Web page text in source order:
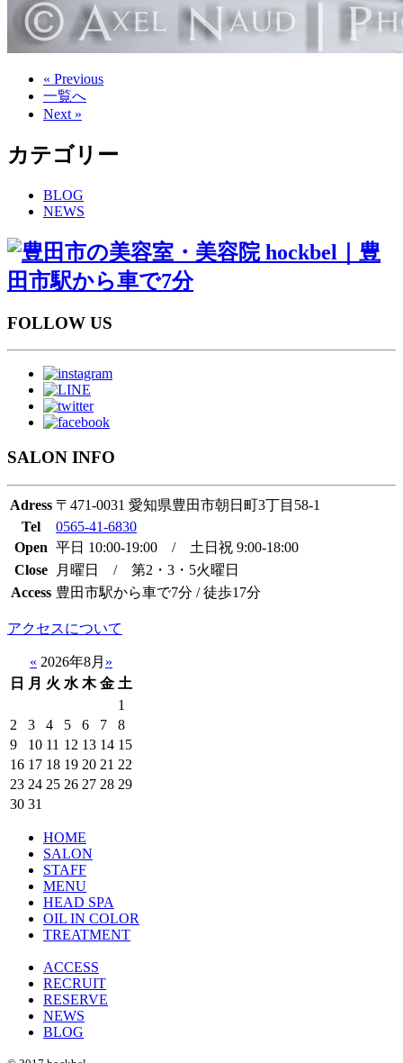
« Previous
一覧へ
Next »
カテゴリー
BLOG
NEWS
FOLLOW US
SALON INFO
Adress 〒471-0031 愛知県豊田市朝日町3丁目58-1
Tel
0565-41-6830
Open 平日 10:00-19:00 / 土日祝 9:00-18:00
Close
月曜日 / 第2・3・5火曜日
Access 豊田市駅から車で7分 / 徒歩17分
アクセスについて
« 2026年8月 »
日
月 火 水 木 金 土
1
2
3 4 5 6 7
8
9
10 11 12 13 14 15
16 17 18 19 20 21 22
23 24 25 26 27 28 29
30 31
HOME
SALON
STAFF
MENU
HEAD SPA
OIL IN COLOR
TREATMENT
ACCESS
RECRUIT
RESERVE
NEWS
BLOG